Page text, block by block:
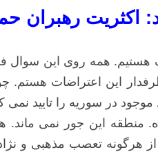
اکثریت رهبران
هستیم. همه روی این سوال
این اعتراضات هستم.
موجود در سوریه را تایید
منطقه این جور نمی ماند.